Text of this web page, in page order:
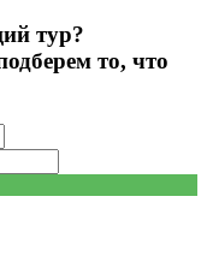
тур?
то, что